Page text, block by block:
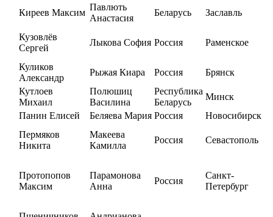
Киреев Максим
Павлють
Анастасия
Беларусь Заславль
Кузовлёв
Сергей
Лыкова София Россия Раменское
Куликов
Александр
Рыжая Киара Россия
Брянск
Кутлоев
Михаил
Полюшиц
Василина
Республика
Беларусь
Минск
Панин Елисей
Беляева Мария Россия
Новосибирск
Пермяков
Никита
Макеева
Камилла
Россия Севастополь
Протопопов
Максим
Парамонова
Анна
Россия
Санкт-
Петербург